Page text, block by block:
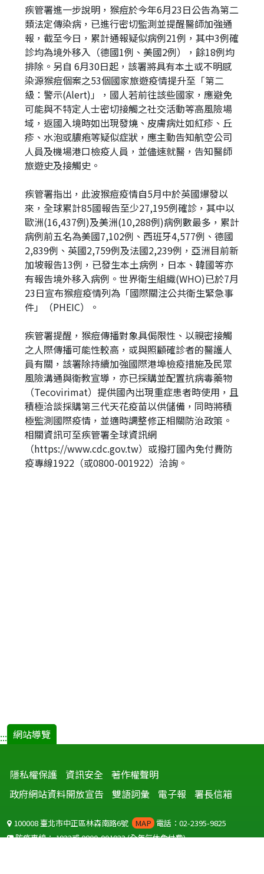
疾管署進一步說明，猴痘於今年6月23日公告為第二
類法定傳染病，已進行密切監測並提醒醫師加強通
報，截至今日，累計通報疑似病例21例，其中3例確
診均為境外移入（德國1例、美國2例），餘18例均
排除。另自 6月30日起，該署將具有本土或不明感
染源猴痘個案之53個國家旅遊疫情提升至「第二
級：警示(Alert)」，國人若前往該些國家，應避免
可能與不特定人士密切接觸之社交活動等高風險場
域，返國入境時如出現發燒、皮膚病灶如紅疹、丘
疹、水泡或膿疱等疑似症狀，應主動告知航空公司
人員及機場港口檢疫人員，並儘速就醫，告知醫師
旅遊史及接觸史。
疾管署指出，此波猴痘疫情自5月中於英國爆發以
來，全球累計85國報告至少27,195例確診，其中以
歐洲(16,437例)及美洲(10,288例)病例數最多，累計
病例前五名為美國7,102例、西班牙4,577例、德國
2,839例、英國2,759例及法國2,239例，亞洲目前新
加坡報告13例，已發生本土病例，日本、韓國等亦
有報告境外移入病例。世界衛生組織(WHO)已於7月
23日宣布猴痘疫情列為「國際關注公共衛生緊急事
件」（PHEIC）。
疾管署提醒，猴痘傳播對象具侷限性、以親密接觸
之人際傳播可能性較高，或與照顧確診者的醫護人
員有關，該署除持續加強國際港埠檢疫措施及民眾
風險溝通與衛教宣導，亦已採購並配置抗病毒藥物
（Tecovirimat）提供國內出現重症患者時使用，且
積極洽談採購第三代天花疫苗以供儲備，同時將積
極監測國際疫情，並適時調整修正相關防治政策。
相關資訊可至疾管署全球資訊網
（https://www.cdc.gov.tw）或撥打國內免付費防
疫專線1922（或0800-001922）洽詢。
::: 網站導覽
隱私權保護 資訊安全 著作權聲明
政府網站資料開放宣告
雙語詞彙 電子報 署長信箱
100008 臺北市中正區林森南路6號 MAP 電話：02-2395-9825
防疫專線：1922或0800-001922(全年無休免付費)